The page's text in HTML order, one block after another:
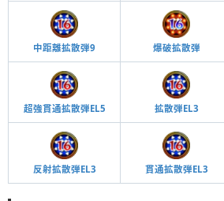
中距離拡散弾9 爆破拡散弾
超強貫通拡散弾EL5 拡散弾EL3
反射拡散弾EL3 貫通拡散弾EL3